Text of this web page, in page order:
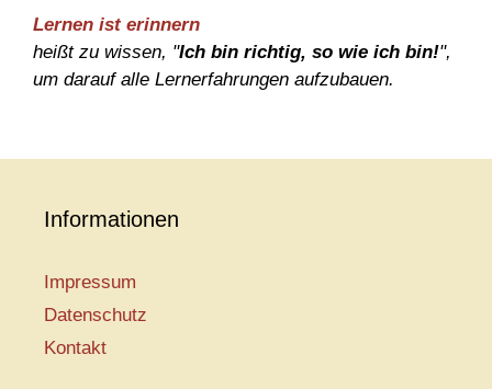
Lernen ist erinnern
heißt zu wissen, "Ich bin richtig, so wie ich bin!",
um darauf alle Lernerfahrungen aufzubauen.
Informationen
Impressum
Datenschutz
Kontakt